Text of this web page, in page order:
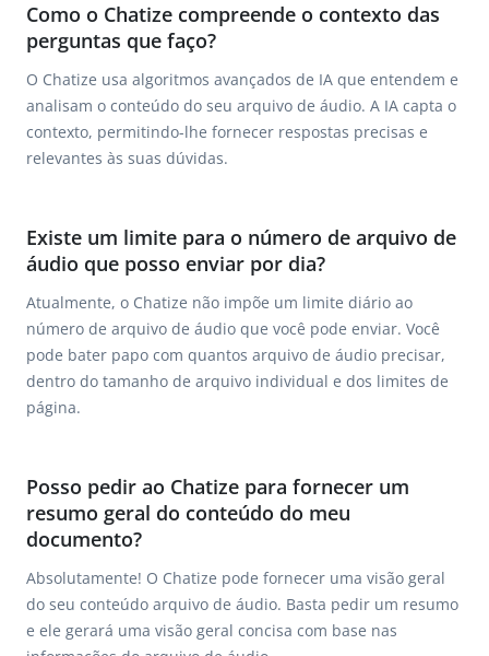
Como o Chatize compreende o contexto das
perguntas que faço?
O Chatize usa algoritmos avançados de IA que entendem e
analisam o conteúdo do seu arquivo de áudio. A IA capta o
contexto, permitindo-lhe fornecer respostas precisas e
relevantes às suas dúvidas.
Existe um limite para o número de arquivo de
áudio que posso enviar por dia?
Atualmente, o Chatize não impõe um limite diário ao
número de arquivo de áudio que você pode enviar. Você
pode bater papo com quantos arquivo de áudio precisar,
dentro do tamanho de arquivo individual e dos limites de
página.
Posso pedir ao Chatize para fornecer um
resumo geral do conteúdo do meu
documento?
Absolutamente! O Chatize pode fornecer uma visão geral
do seu conteúdo arquivo de áudio. Basta pedir um resumo
e ele gerará uma visão geral concisa com base nas